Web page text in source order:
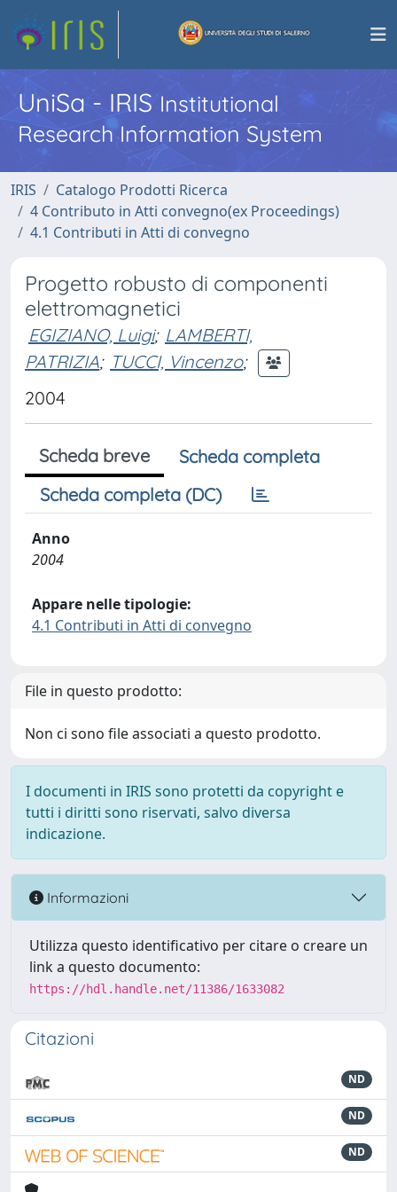
UniSa - IRISInstitutional
Research Information System
IRIS
Catalogo Prodotti Ricerca
4 Contributo in Atti convegno(ex Proceedings)
4.1 Contributi in Atti di convegno
Progetto robusto di componenti
elettromagnetici
EGIZIANO, Luigi; LAMBERTI,
PATRIZIA; TUCCI, Vincenzo;
2004
Scheda breve
Scheda completa
Scheda completa (DC)
Anno
2004
Appare nelle tipologie:
4.1 Contributi in Atti di convegno
File in questo prodotto:
Non ci sono file associati a questo prodotto.
I documenti in IRIS sono protetti da copyright e
tutti i diritti sono riservati, salvo diversa
indicazione.
Informazioni
Utilizza questo identificativo per citare o creare un
link a questo documento:
https://hdl.handle.net/11386/1633082
Citazioni
ND
ND
ND